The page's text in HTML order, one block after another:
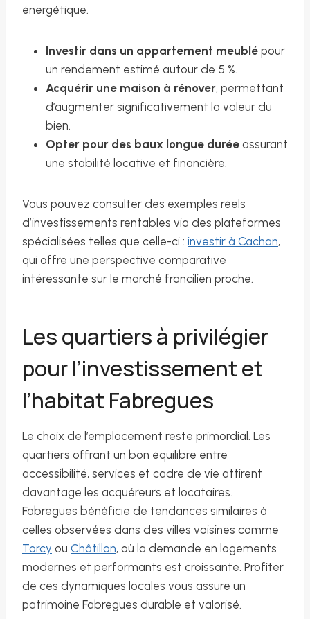
énergétique.
Investir dans un appartement meublé pour
un rendement estimé autour de 5 %.
Acquérir une maison à rénover, permettant
d’augmenter significativement la valeur du
bien.
Opter pour des baux longue durée assurant
une stabilité locative et financière.
Vous pouvez consulter des exemples réels
d’investissements rentables via des plateformes
spécialisées telles que celle-ci : investir à Cachan,
qui offre une perspective comparative
intéressante sur le marché francilien proche.
Les quartiers à privilégier
pour l’investissement et
l’habitat Fabregues
Le choix de l’emplacement reste primordial. Les
quartiers offrant un bon équilibre entre
accessibilité, services et cadre de vie attirent
davantage les acquéreurs et locataires.
Fabregues bénéficie de tendances similaires à
celles observées dans des villes voisines comme
Torcy ou Châtillon, où la demande en logements
modernes et performants est croissante. Profiter
de ces dynamiques locales vous assure un
patrimoine Fabregues durable et valorisé.